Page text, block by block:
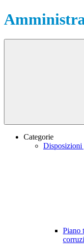
Categorie
Disposizioni
Piano